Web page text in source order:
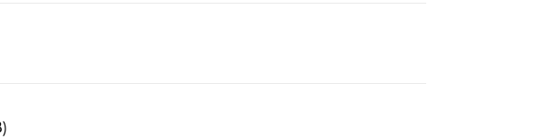
)